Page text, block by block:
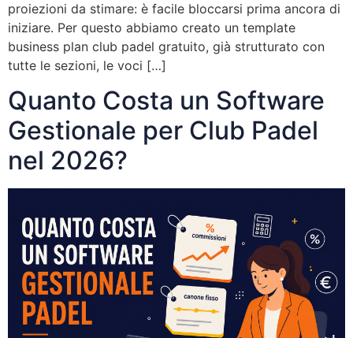
proiezioni da stimare: è facile bloccarsi prima ancora di
iniziare. Per questo abbiamo creato un template
business plan club padel gratuito, già strutturato con
tutte le sezioni, le voci […]
Quanto Costa un Software
Gestionale per Club Padel
nel 2026?